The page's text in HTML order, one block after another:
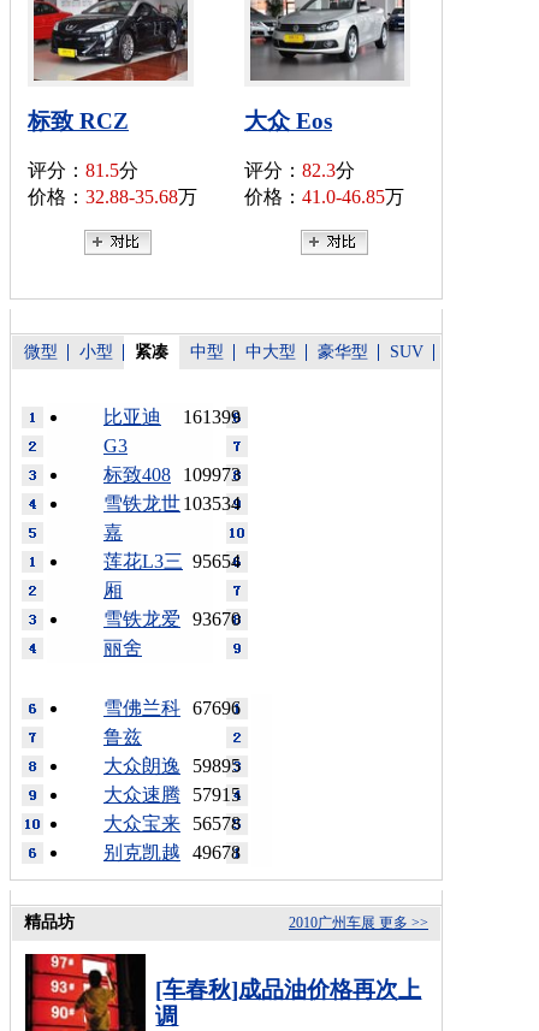
标致 RCZ
评分： 81.5分
价格： 32.88-35.68万
大众 Eos
评分： 82.3分
价格： 41.0-46.85万
微型 小型 紧凑 中型 中大型 豪华型 SUV
161399
比亚迪
G3
109973
标致408
103534
雪铁龙世
嘉
95654
莲花L3三
厢
93670
雪铁龙爱
丽舍
67696
雪佛兰科
鲁兹
59895
大众朗逸
57915
大众速腾
56578
大众宝来
49678
别克凯越
更多 >>
2010广州车展
精品坊
[车春秋]成品油价格再次上
调